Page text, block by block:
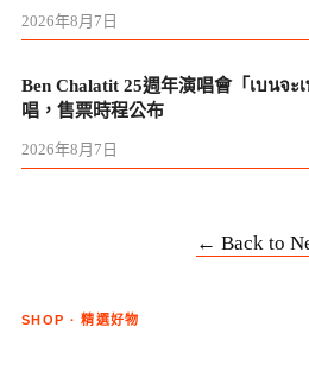
2026年8月7日
Ben Chalatit 25週年演唱會「เบนจะ
唱，售票時程公布
2026年8月7日
← Back to
SHOP · 精選好物